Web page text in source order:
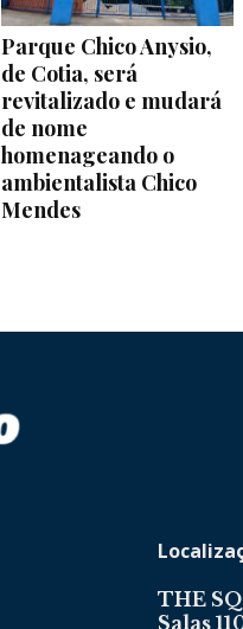
Parque Chico Anysio,
de Cotia, será
revitalizado e mudará
de nome
homenageando o
ambientalista Chico
Mendes
THE
Salas